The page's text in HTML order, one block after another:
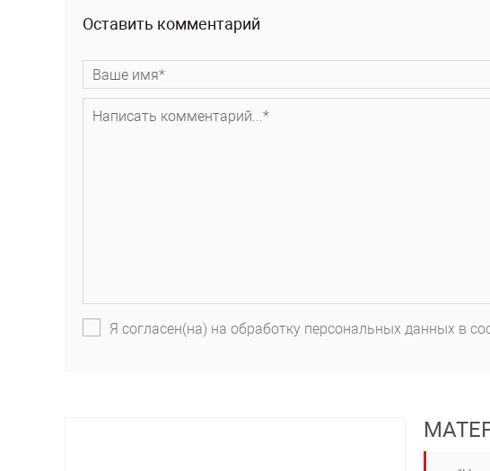
Оставить комментарий
Я согласен(на) на обработку персональных данных в